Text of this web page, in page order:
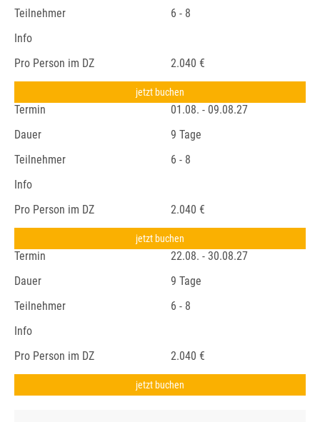
Teilnehmer
6 - 8
Info
Pro Person im DZ
2.040 €
jetzt buchen
Termin
01.08. - 09.08.27
Dauer
9 Tage
Teilnehmer
6 - 8
Info
Pro Person im DZ
2.040 €
jetzt buchen
Termin
22.08. - 30.08.27
Dauer
9 Tage
Teilnehmer
6 - 8
Info
Pro Person im DZ
2.040 €
jetzt buchen